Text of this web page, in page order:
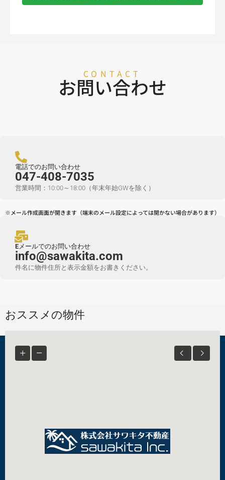
CONTACT
お問い合わせ
電話でのお問い合わせ
047-408-7035
営業時間：10:00～18:00（年末年始GWを除く）
※メール作成画面が開きます（端末のメール設定によっては開かない場合があります）
Eメールでのお問い合わせ
info@sawakita.com
件名に物件住所と表示金額をお書きください。
おススメの物件
© SAWAKITA Inc. - All rights reserved